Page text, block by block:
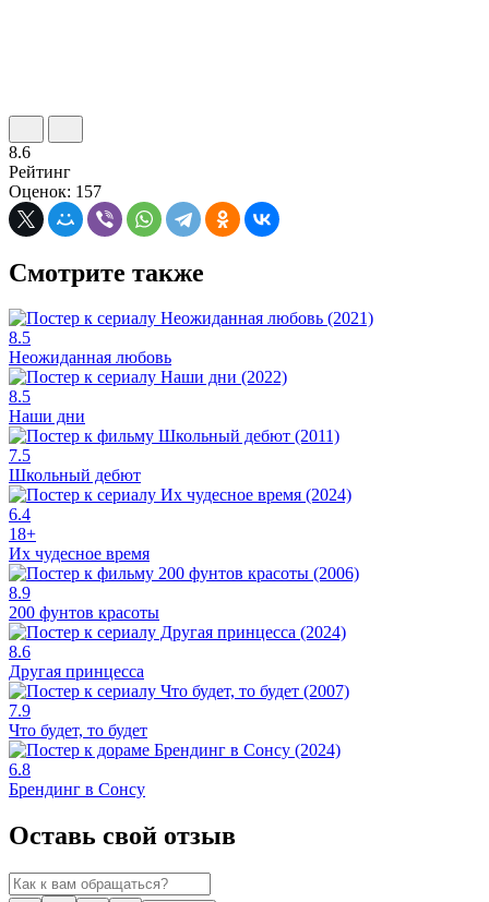
8.6
Рейтинг
Оценок: 157
Смотрите также
8.5
Неожиданная любовь
8.5
Наши дни
7.5
Школьный дебют
6.4
18+
Их чудесное время
8.9
200 фунтов красоты
8.6
Другая принцесса
7.9
Что будет, то будет
6.8
Брендинг в Сонсу
Оставь свой отзыв